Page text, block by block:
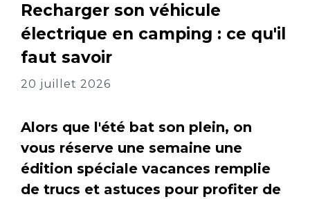
Recharger son véhicule
électrique en camping : ce qu'il
faut savoir
20 juillet 2026
Alors que l'été bat son plein, on
vous réserve une semaine une
édition spéciale vacances remplie
de trucs et astuces pour profiter de